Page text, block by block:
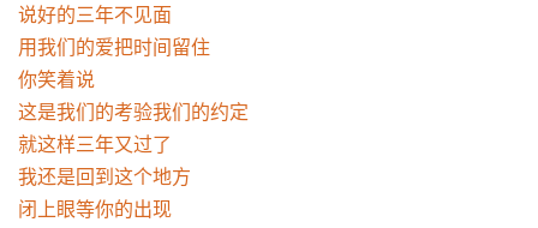
说好的三年不见面
用我们的爱把时间留住
你笑着说
这是我们的考验我们的约定
就这样三年又过了
我还是回到这个地方
闭上眼等你的出现